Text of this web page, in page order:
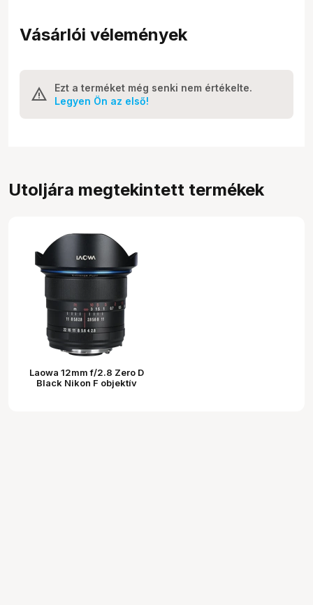
Vásárlói vélemények
Ezt a terméket még senki nem értékelte.
Legyen Ön az első!
Utoljára megtekintett termékek
Laowa 12mm f/2.8 Zero D
Black Nikon F objektív